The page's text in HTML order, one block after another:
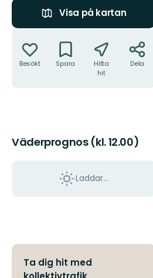
Visa på kartan
Besökt Spara
Hitta
hit
Dela
Väderprognos (kl. 12.00)
Laddar...
Ta dig hit med